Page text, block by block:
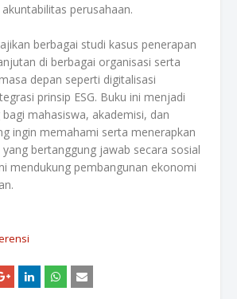
perusahaan.
berbagai studi kasus penerapan
di berbagai organisasi serta
depan seperti digitalisasi
prinsip ESG. Buku ini menjadi
mahasiswa, akademisi, dan
ingin memahami serta menerapkan
bertanggung jawab secara sosial
mendukung pembangunan ekonomi